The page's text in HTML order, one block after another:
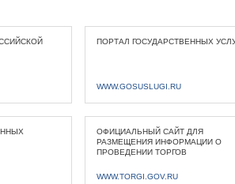
ПОРТАЛ ГОСУДАРСТВЕННЫХ
WWW.GOSUSLUGI.RU
ОФИЦИАЛЬНЫЙ САЙТ ДЛЯ
РАЗМЕЩЕНИЯ ИНФОРМАЦИИ О
ПРОВЕДЕНИИ ТОРГОВ
WWW.TORGI.GOV.RU